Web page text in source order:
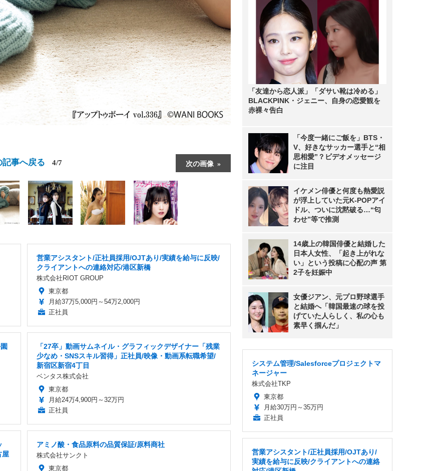
次の画像
記事へ戻る 4/7
営業アシスタント/正社員採用/OJTあり/実績を給与に反映/
クライアントへの連絡対応/港区新橋
株式会社RIOT GROUP
東京都
月給37万5,000円～54万2,000円
正社員
「27卒」動画サムネイル・グラフィックデザイナー「残業
少なめ・SNSスキル習得」正社員/映像・動画系転職希望/
新宿区新宿4丁目
ベンタス株式会社
東京都
月給24万4,900円～32万円
正社員
屋
アミノ酸・食品原料の品質保証/原料商社
株式会社サンクト
東京都
「友達から恋人派」「ダサい靴は冷める」
BLACKPINK・ジェニー、自身の恋愛観を
赤裸々告白
「今度一緒にご飯を」BTS・
V、好きなサッカー選手と“相
思相愛”？ビデオメッセージ
に注目
イケメン俳優と何度も熱愛説
が浮上していた元K-POPアイ
ドル、ついに沈黙破る…“匂
わせ”等で推測
14歳上の韓国俳優と結婚した
日本人女性、「起き上がれな
い」という投稿に心配の声 第
2子を妊娠中
女優ジアン、元プロ野球選手
と結婚へ「韓国最速の球を投
げていた人らしく、私の心も
素早く掴んだ」
システム管理/Salesforceプロジェクトマ
ネージャー
株式会社TKP
東京都
月給30万円～35万円
正社員
営業アシスタント/正社員採用/OJTあり/
実績を給与に反映/クライアントへの連絡